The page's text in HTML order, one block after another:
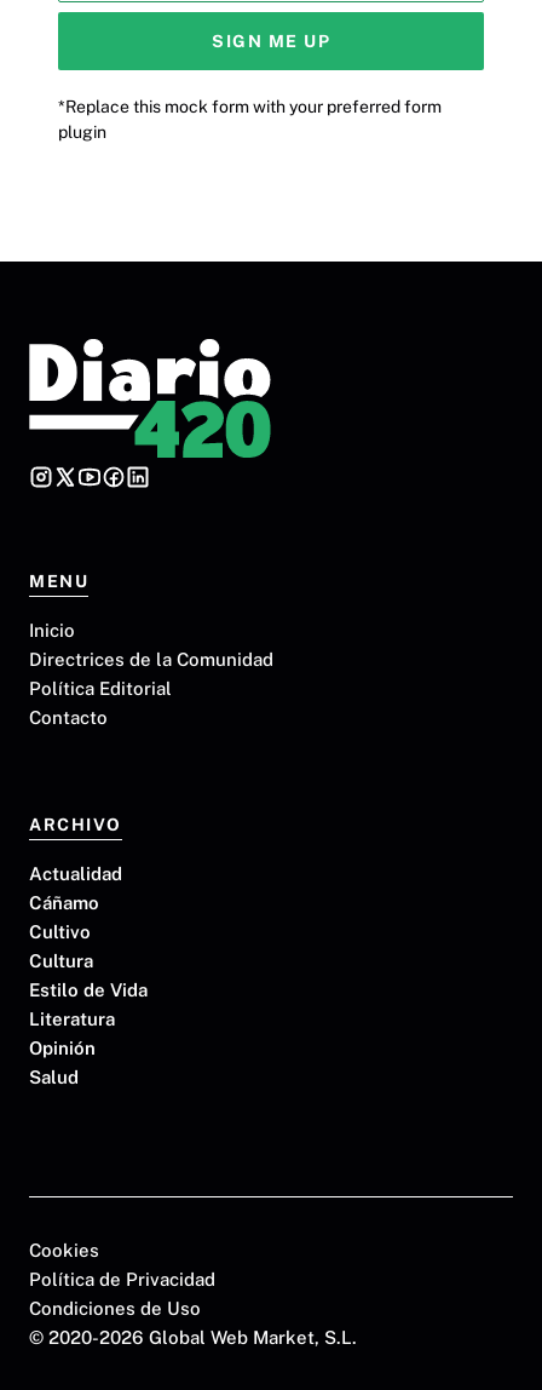
SIGN ME UP
*Replace this mock form with your preferred form
plugin
MENU
Inicio
Directrices de la Comunidad
Política Editorial
Contacto
ARCHIVO
Actualidad
Cáñamo
Cultivo
Cultura
Estilo de Vida
Literatura
Opinión
Salud
© 2020-2026 Global Web Market, S.L.
Cookies
Política de Privacidad
Condiciones de Uso